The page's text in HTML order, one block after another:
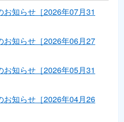
知らせ［2026年07月31
お知らせ［2026年06月27
知らせ［2026年05月31
お知らせ［2026年04月26